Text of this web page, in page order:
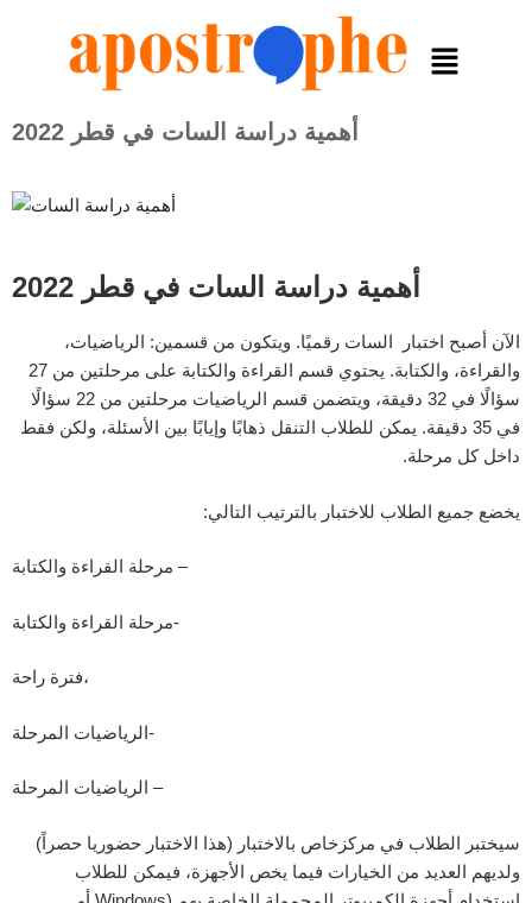
أهمية دراسة السات في قطر 2022
أهمية دراسة السات في قطر 2022
الآن أصبح اختبار السات رقميًا. ويتكون من قسمين: الرياضيات،
والقراءة، والكتابة. يحتوي قسم القراءة والكتابة على مرحلتين من 27
سؤالًا في 32 دقيقة، ويتضمن قسم الرياضيات مرحلتين من 22 سؤالًا
في 35 دقيقة. يمكن للطلاب التنقل ذهابًا وإيابًا بين الأسئلة، ولكن فقط
داخل كل مرحلة.
يخضع جميع الطلاب للاختبار بالترتيب التالي:
مرحلة القراءة والكتابة –
مرحلة القراءة والكتابة-
فترة راحة،
الرياضيات المرحلة-
الرياضيات المرحلة –
سيختبر الطلاب في مركزخاص بالاختبار (هذا الاختبار حضوريا حصراً)
ولديهم العديد من الخيارات فيما يخص الأجهزة، فيمكن للطلاب